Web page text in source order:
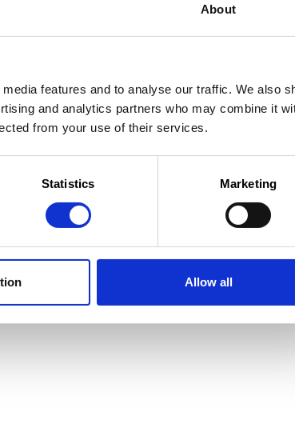
About
features and to analyse our traffic. We also
and analytics partners who may combine it
from your use of their services.
Statistics Marketing
Allow all